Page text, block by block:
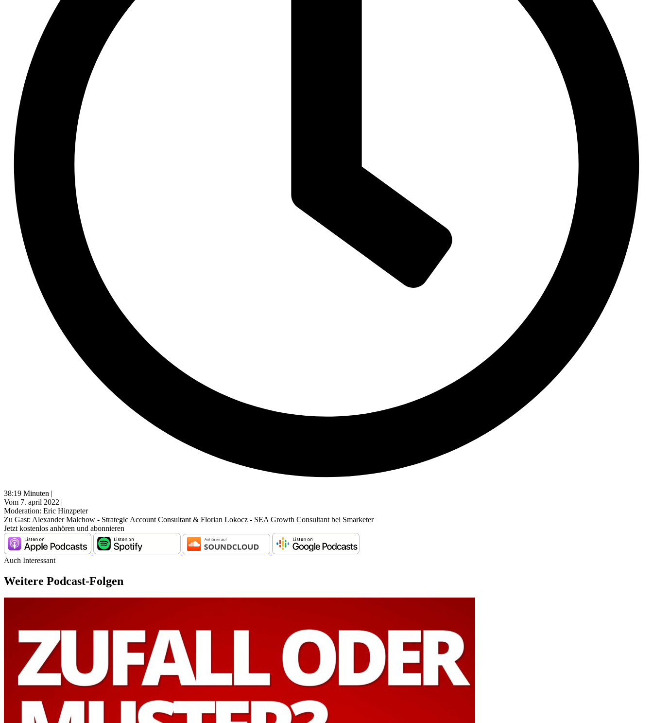
38:19 Minuten |
Vom 7. april 2022 |
Moderation: Eric Hinzpeter
Zu Gast: Alexander Malchow - Strategic Account Consultant & Florian Lokocz - SEA Growth Consultant bei Smarketer
Jetzt kostenlos anhören und abonnieren
Auch Interessant
Weitere Podcast-Folgen